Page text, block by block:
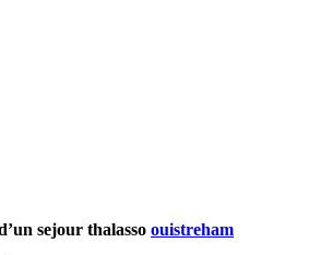
sejour thalasso ouistreham